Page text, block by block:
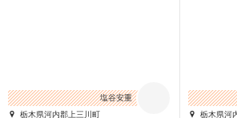
塩谷安重
栃木県河内郡上三川町
栃木県河